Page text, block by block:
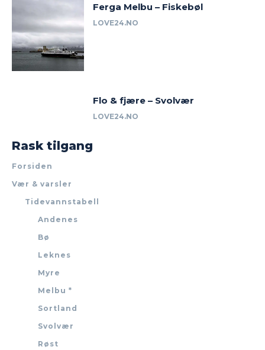
Ferga Melbu – Fiskebøl
LOVE24.NO
Flo & fjære – Svolvær
LOVE24.NO
Rask tilgang
Forsiden
Vær & varsler
Tidevannstabell
Andenes
Bø
Leknes
Myre
Melbu *
Sortland
Svolvær
Røst